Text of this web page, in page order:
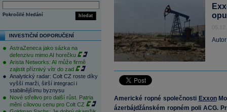
hledat
Pokročilé hledání
INVESTIČNÍ DOPORUČENÍ
AstraZeneca jako sázka na
defenzivu mimo AI horečku
Arista Networks: AI může firmě
zajistit příznivý vítr do zad
Analytický radar: Colt CZ roste díky
vyšší marži, širší integraci i
stabilnějšímu byznysu
Nové střelivo pro další růst. Patria
mění cílovou cenu pro Colt CZ
Americké ropné společnosti Exxon
ázerbájdžánském ropném poli ACG.